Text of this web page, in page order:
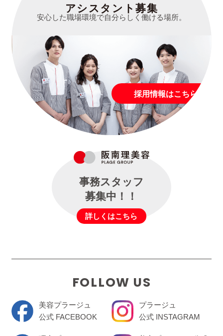
アシスタント募集
安心した職場環境で自分らしく働ける場所。
採用情報はこちら
事務スタッフ
募集中！！
詳しくはこちら
FOLLOW US
美容プラージュ
公式 FACEBOOK
プラージュ
公式 INSTAGRAM